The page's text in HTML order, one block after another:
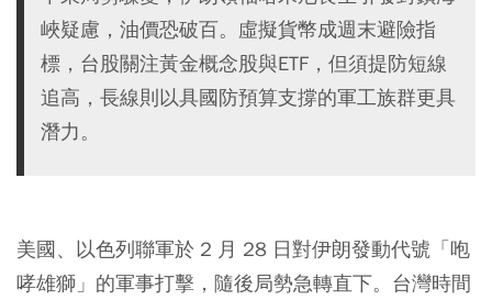
峽疑慮，油價恐破百。虛擬貨幣成週末避險指
標，台股關注黃金概念股與ETF，但須提防短線
追高，長線則以具國防預算支撐的軍工族群更具
潛力。
美國、以色列聯軍於 2 月 28 日對伊朗發動代號「咆
哮雄獅」的軍事打擊，隨後局勢急轉直下。台灣時間